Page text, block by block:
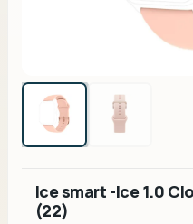
Ice smart -Ice 1.0
(22)